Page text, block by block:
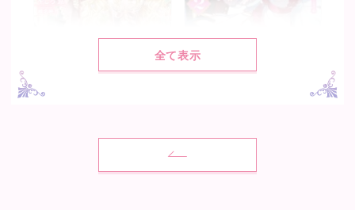
雑草令嬢は逃走中！～このた
悪役令嬢は、ドラゴンとは踊
2018.1.6発売
全て表示